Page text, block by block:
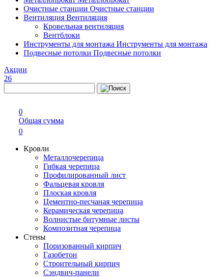
Очистные станции Очистные станции
Вентиляция Вентиляция
Кровельная вентиляция
Вентблоки
Инструменты для монтажа Инструменты для монтажа
Подвесные потолки Подвесные потолки
Акции
26
0
Общая сумма
0
Кровли
Металлочерепица
Гибкая черепица
Профилированный лист
Фальцевая кровля
Плоская кровля
Цементно-песчаная черепица
Керамическая черепица
Волнистые битумные листы
Композитная черепица
Стены
Поризованный кирпич
Газобетон
Строительный кирпич
Сэндвич-панели